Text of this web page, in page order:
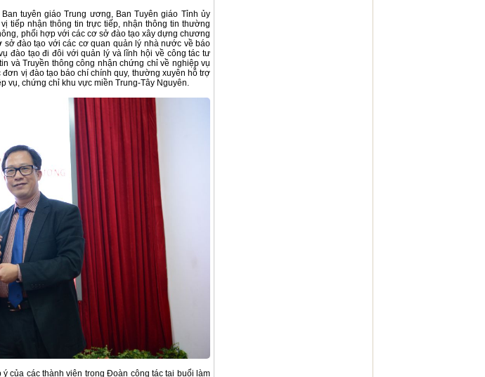
tuyên giáo Trung ương, Ban Tuyên giáo Tỉnh ủy
tiếp nhận thông tin trực tiếp, nhận thông tin thường
phối hợp với các cơ sở đào tạo xây dựng chương
đào tạo với các cơ quan quản lý nhà nước về báo
đào tạo đi đôi với quản lý và lĩnh hội về công tác tư
và Truyền thông công nhận chứng chỉ về nghiệp vụ
vị đào tạo báo chí chính quy, thường xuyên hỗ trợ
vụ, chứng chỉ khu vực miền Trung-Tây Nguyên.
của các thành viên trong Đoàn công tác tại buổi làm